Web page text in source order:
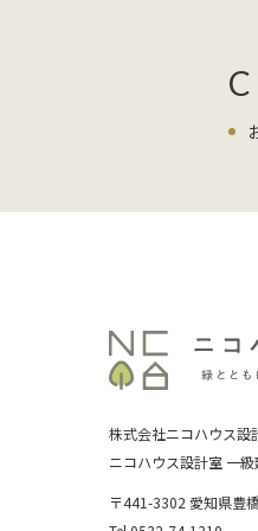
株式会社ニコハウス設
ニコハウス設計室 一
〒441-3302 愛知県豊